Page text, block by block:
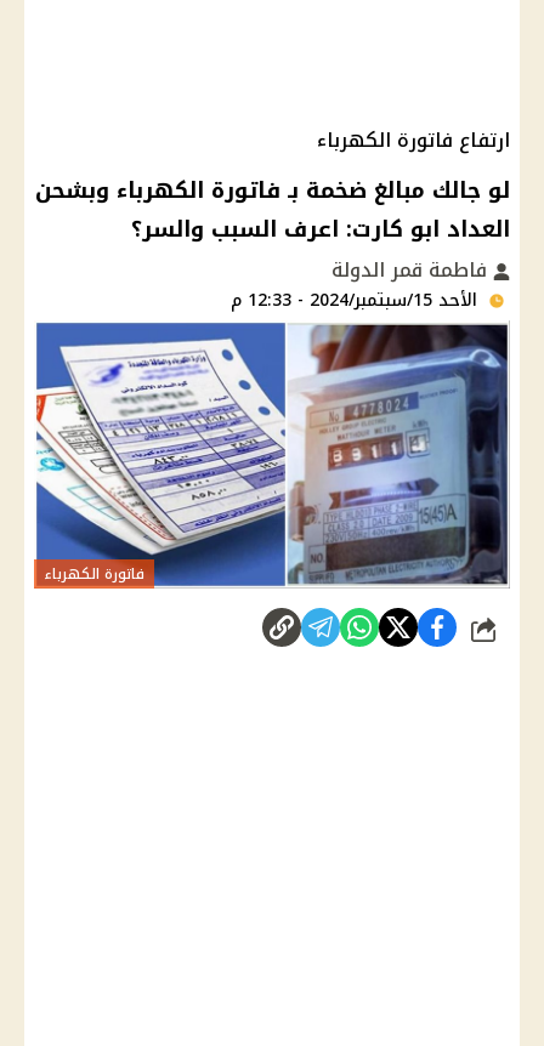
ارتفاع فاتورة الكهرباء
لو جالك مبالغ ضخمة بـ فاتورة الكهرباء وبشحن
العداد ابو كارت: اعرف السبب والسر؟
فاطمة قمر الدولة
الأحد 15/سبتمبر/2024 - 12:33 م
فاتورة الكهرباء
شارك